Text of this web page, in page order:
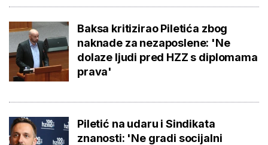
Baksa kritizirao Piletića zbog
naknade za nezaposlene: 'Ne
dolaze ljudi pred HZZ s diplomama
prava'
Piletić na udaru i Sindikata
znanosti: 'Ne gradi socijalni